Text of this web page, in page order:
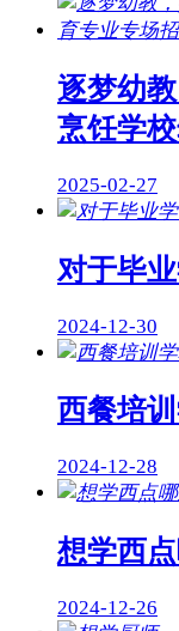
逐梦幼
烹饪学
2025-02-27
对于毕
2024-12-30
西餐培
2024-12-28
想学西
2024-12-26